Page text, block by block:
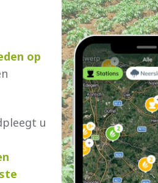
op
u